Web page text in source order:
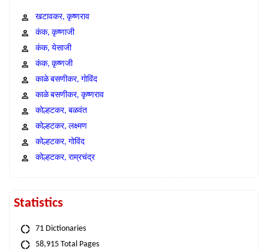
खटावकर, कृष्णराव
कंक, कृष्णाजी
कंक, येसाजी
कंक, कृष्णजी
काळे बसणीकर, गोविंद
काळे बसणीकर, कृष्णराव
कोल्हटकर, बळवंत
कोल्हटकर, लक्ष्मण
कोल्हटकर, गोविंद
कोल्हटकर, राम्रचंद्र
Statistics
71 Dictionaries
58,915 Total Pages